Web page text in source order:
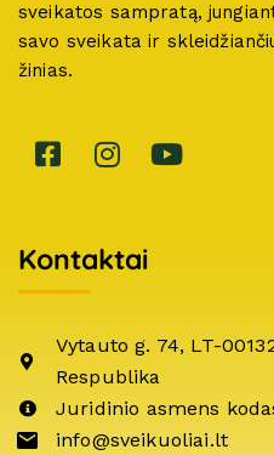
sveikatos sampratą,
savo sveikata ir
žinias.
Kontaktai
Vytauto g. 74, LT-
Respublika
Juridinio asmens
info@sveikuoliai.lt